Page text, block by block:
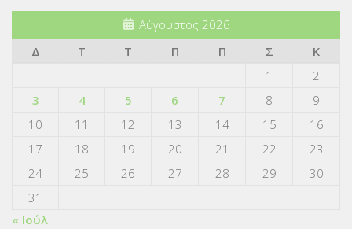
Αύγουστος 2026
Δ
Τ Τ Π Π Σ
Κ
1
2
3
4 5 6 7 8
9
10
11 12 13 14 15
16
17
18 19 20 21 22
23
24
25 26 27 28 29
30
31
« Ιούλ